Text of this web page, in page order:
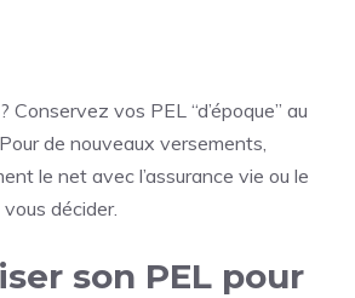
Conservez vos PEL “d’époque” au
de nouveaux versements,
le net avec l’assurance vie ou le
décider.
son PEL pour